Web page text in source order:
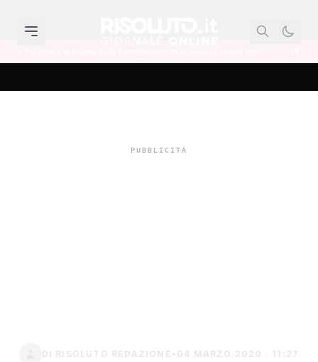
DI RISOLUTO REDAZIONE • 04 MARZO 2020 · 11:27